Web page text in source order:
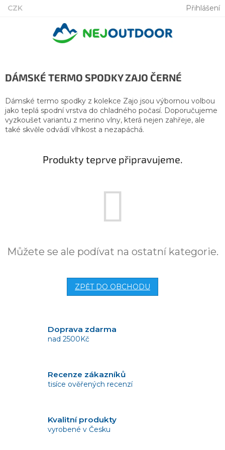
Přejít
CZK Přihlášení
DÁMSKÉ TERMO SPODKY ZAJO ČERNÉ
Dámské termo spodky z kolekce Zajo jsou výbornou volbou
jako teplá spodní vrstva do chladného počasí. Doporučujeme
vyzkoušet variantu z merino vlny, která nejen zahřeje, ale
také skvěle odvádí vlhkost a nezapáchá.
Produkty teprve připravujeme.
Můžete se ale podívat na ostatní kategorie.
ZPĚT DO OBCHODU
Doprava zdarma
nad 2500Kč
Recenze zákazníků
tisíce ověřených recenzí
Kvalitní produkty
vyrobené v Česku